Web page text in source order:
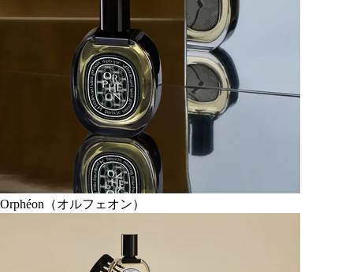
Orphéon（オルフェオン）